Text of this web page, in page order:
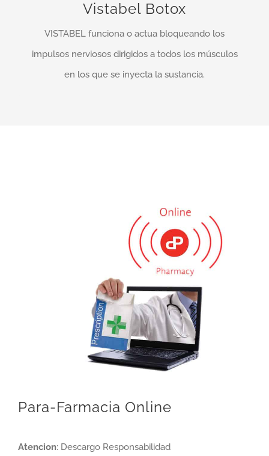
Vistabel Botox
VISTABEL funciona o actua bloqueando los
impulsos nerviosos dirigidos a todos los músculos
en los que se inyecta la sustancia.
de 65 años …
Para-Farmacia Online
Atencion: Descargo Responsabilidad